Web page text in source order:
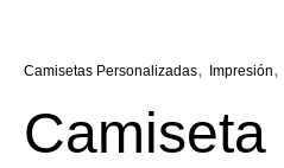
Camisetas Personalizadas, Impresión,
Camiseta